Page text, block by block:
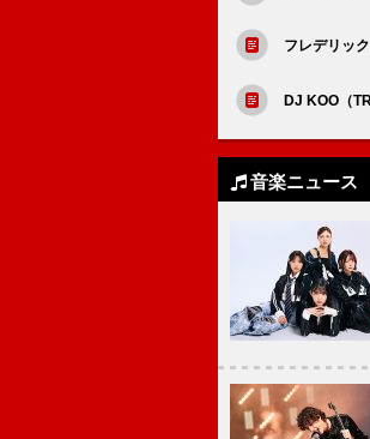
フレデリッ
DJ KOO（
音楽ニュース